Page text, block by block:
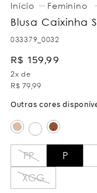
Feminino
Blusa Caixinha
033379_0032
R$ 159,99
2x de
R$ 79,99
PP P
XGG